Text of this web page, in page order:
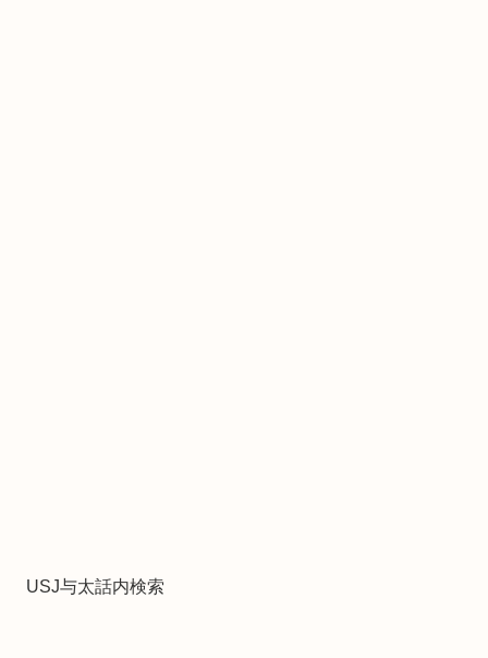
USJ与太話内検索